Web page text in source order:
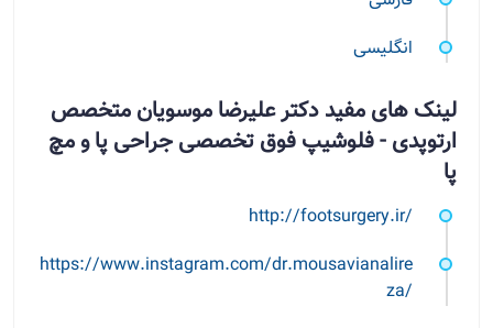
انگلیسی
لینک های مفید دکتر علیرضا موسویان متخصص
ارتوپدی - فلوشیپ فوق تخصصی جراحی پا و مچ
پا
http://footsurgery.ir/
https://www.instagram.com/dr.mousavianalire
za/